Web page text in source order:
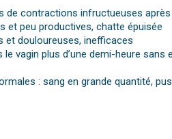
de contractions infructueuses après
et peu productives, chatte épuisée
douloureuses, inefficaces
vagin plus d’une demi-heure sans
: sang en grande quantité,